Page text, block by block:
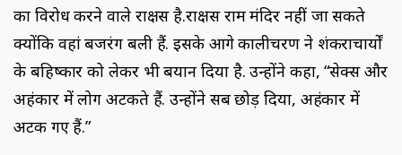
का विरोध करने वाले राक्षस है.राक्षस राम मंदिर नहीं जा सकते
क्योंकि वहां बजरंग बली हैं. इसके आगे कालीचरण ने शंकराचार्यों
के बहिष्कार को लेकर भी बयान दिया है. उन्होंने कहा, “सेक्स और
अहंकार में लोग अटकते हैं. उन्होंने सब छोड़ दिया, अहंकार में
अटक गए हैं.”